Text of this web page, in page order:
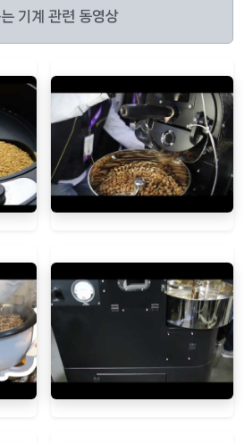
기계 관련 동영상